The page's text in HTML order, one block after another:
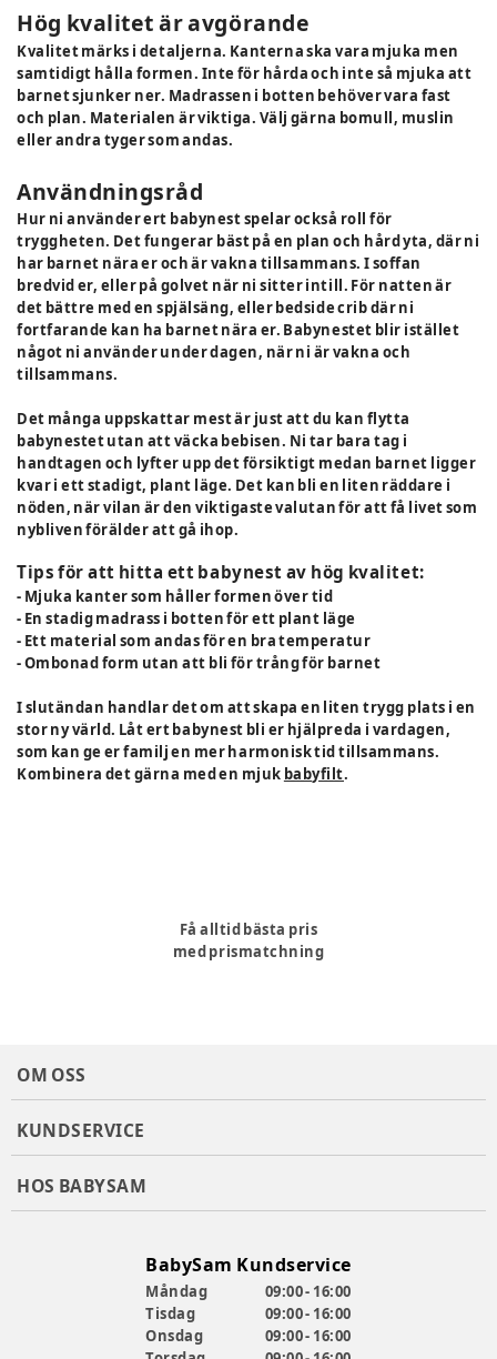
Hög kvalitet är avgörande
Kvalitet märks i detaljerna. Kanterna ska vara mjuka men
samtidigt hålla formen. Inte för hårda och inte så mjuka att
barnet sjunker ner. Madrassen i botten behöver vara fast
och plan. Materialen är viktiga. Välj gärna bomull, muslin
eller andra tyger som andas.
Användningsråd
Hur ni använder ert babynest spelar också roll för
tryggheten. Det fungerar bäst på en plan och hård yta, där ni
har barnet nära er och är vakna tillsammans. I soffan
bredvid er, eller på golvet när ni sitter intill. För natten är
det bättre med en spjälsäng, eller bedside crib där ni
fortfarande kan ha barnet nära er. Babynestet blir istället
något ni använder under dagen, när ni är vakna och
tillsammans.
Det många uppskattar mest är just att du kan flytta
babynestet utan att väcka bebisen. Ni tar bara tag i
handtagen och lyfter upp det försiktigt medan barnet ligger
kvar i ett stadigt, plant läge. Det kan bli en liten räddare i
nöden, när vilan är den viktigaste valutan för att få livet som
nybliven förälder att gå ihop.
Tips för att hitta ett babynest av hög kvalitet:
- Mjuka kanter som håller formen över tid
- En stadig madrass i botten för ett plant läge
- Ett material som andas för en bra temperatur
- Ombonad form utan att bli för trång för barnet
I slutändan handlar det om att skapa en liten trygg plats i en
stor ny värld. Låt ert babynest bli er hjälpreda i vardagen,
som kan ge er familj en mer harmonisk tid tillsammans.
Kombinera det gärna med en mjuk babyfilt.
Få alltid bästa pris
med prismatchning
OM OSS
KUNDSERVICE
HOS BABYSAM
BabySam Kundservice
Måndag
09:00 - 16:00
Tisdag
09:00 - 16:00
Onsdag
09:00 - 16:00